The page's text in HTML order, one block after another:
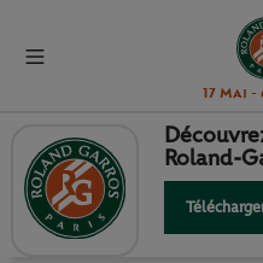
17 Mai -
Retour à la liste des joueuses et
MAGDA
Roland-